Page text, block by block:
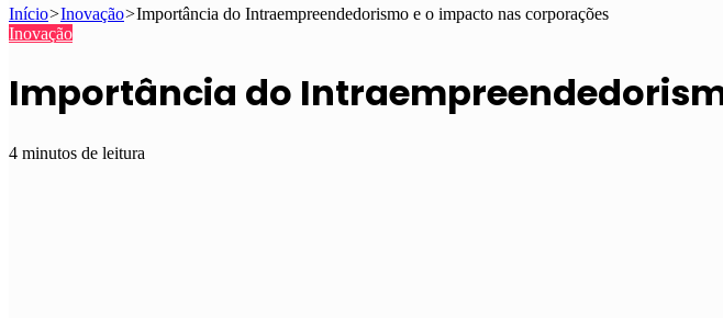
Início>Inovação>Importância do Intraempreendedorismo e o impacto nas corporações
Inovação
Importância do
4 minutos de leitura